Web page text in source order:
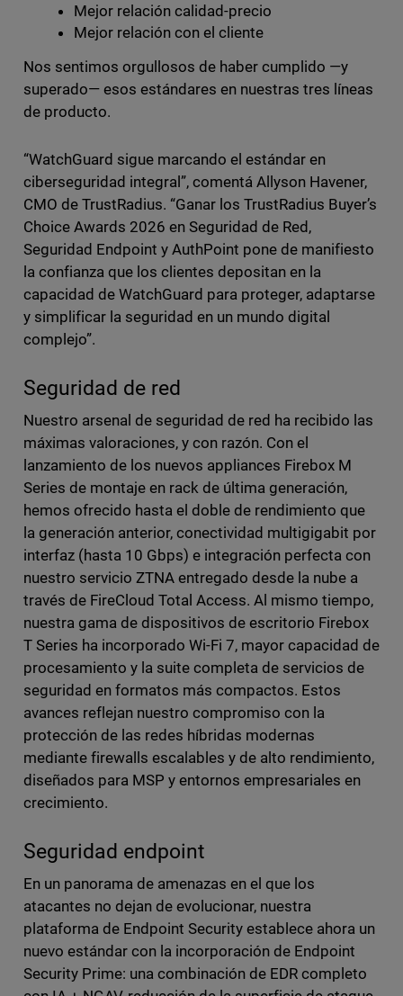
Mejor relación calidad-precio
Mejor relación con el cliente
Nos sentimos orgullosos de haber cumplido —y
superado— esos estándares en nuestras tres líneas
de producto.
“WatchGuard sigue marcando el estándar en
ciberseguridad integral”, comentá Allyson Havener,
CMO de TrustRadius. “Ganar los TrustRadius Buyer’s
Choice Awards 2026 en Seguridad de Red,
Seguridad Endpoint y AuthPoint pone de manifiesto
la confianza que los clientes depositan en la
capacidad de WatchGuard para proteger, adaptarse
y simplificar la seguridad en un mundo digital
complejo”.
Seguridad de red
Nuestro arsenal de seguridad de red ha recibido las
máximas valoraciones, y con razón. Con el
lanzamiento de los nuevos appliances Firebox M
Series de montaje en rack de última generación,
hemos ofrecido hasta el doble de rendimiento que
la generación anterior, conectividad multigigabit por
interfaz (hasta 10 Gbps) e integración perfecta con
nuestro servicio ZTNA entregado desde la nube a
través de FireCloud Total Access. Al mismo tiempo,
nuestra gama de dispositivos de escritorio Firebox
T Series ha incorporado Wi-Fi 7, mayor capacidad de
procesamiento y la suite completa de servicios de
seguridad en formatos más compactos. Estos
avances reflejan nuestro compromiso con la
protección de las redes híbridas modernas
mediante firewalls escalables y de alto rendimiento,
diseñados para MSP y entornos empresariales en
crecimiento.
Seguridad endpoint
En un panorama de amenazas en el que los
atacantes no dejan de evolucionar, nuestra
plataforma de Endpoint Security establece ahora un
nuevo estándar con la incorporación de Endpoint
Security Prime: una combinación de EDR completo